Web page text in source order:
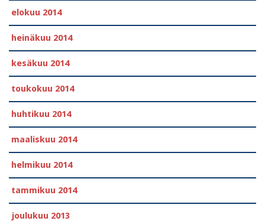
elokuu 2014
heinäkuu 2014
kesäkuu 2014
toukokuu 2014
huhtikuu 2014
maaliskuu 2014
helmikuu 2014
tammikuu 2014
joulukuu 2013